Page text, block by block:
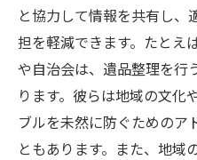
と協力して情報を共有し、
担を軽減できます。たとえ
や自治会は、遺品整理を行
ります。彼らは地域の文化
ブルを未然に防ぐためのア
ともあります。また、地域